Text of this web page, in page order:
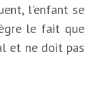
l'enfant se
le fait que
et ne doit pas